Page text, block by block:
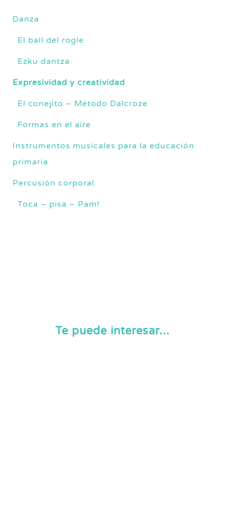
Danza
El ball del rogle
Ezku dantza
Expresividad y creatividad
El conejito – Método Dalcroze
Formas en el aire
Instrumentos musicales para la educación
primaria
Percusión corporal
Toca – pisa – Pam!
Te puede interesar...